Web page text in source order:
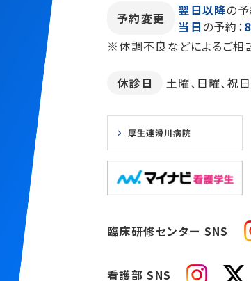
予約変更 翌日以降の予
当日の予約：
※体調不良などによるご相
休診日 土曜、日曜、祝
臨床研修センター SNS
看護部 SNS